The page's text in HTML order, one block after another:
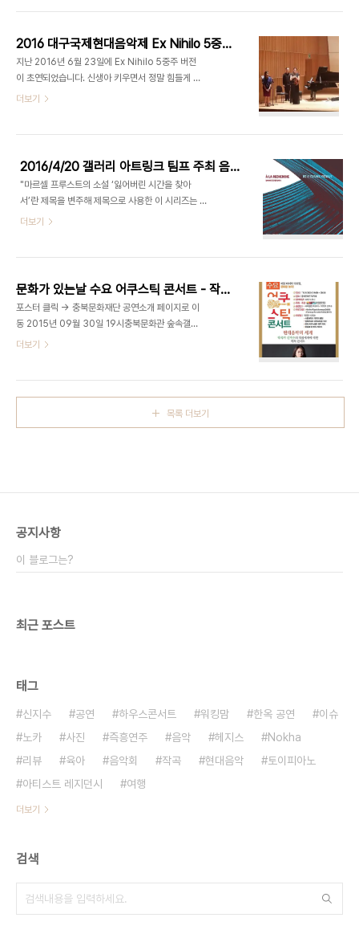
은 변화가 끊이지 않는 곡이다. 이 고전 형식을 현대
2015/03/30 - 아주 오랫만의 근황 - 2015년 겨
울. 봄2016/12/15 - 2016 2월 이현애 바이올린
독주회 Fantasy 초연 꽉 찬 소리를 내는 실력파 바
이올리니스트의 연주로 듣게 되어 기뻤습니다.
2016 대구국제현대음악제 Ex Nihilo 5중주 초연
지난 2016년 6월 23일에 Ex Nihilo 5중주 버전
이 초연되었습니다. 신생아 키우면서 정말 힘들게 완
성한 곡이라 정신도 없었고 자신감도 많이 떨어졌지
페이스북) 아래는 내년 대구국제현대음악제 작품공
모 정보: 제 27회 대구국제현대음악제의 작품을 다
음과 같이 공모합니다. (연주 : Schallfeld
Ensemble 지휘 : 정헌)1. 편성 : 플륫(알토포함),
클라리넷(베이스포함), 피아노, 바이올린, 첼로2. 참
석사과정까지의 학생(내/외국인)3. 작품제출 마감 :
더보기
2016/4/20 갤러리 아트링크 팀프 주최 음악회 거문고 기타 듀오곡 발표
"마르셀 프루스트의 소설 ‘잃어버린 시간을 찾아
서’란 제목을 변주해 제목으로 사용한 이 시리즈는 일
반 클래식 공연장 이외의 여러 다른 공간들을 찾아 다
라질 수 있는가를 탐색해 보고자 하는 의도로 기획됐
다. 이번 공연에서는 첫 장소인 아트링크 갤러리의 공
간적, 지역적 특성을 고려해 한국전통음악을 비롯한
다양한 국적과 다채로운 양식, 다양한 연주자 배치가
가능해 다양한 음색의 조합 및 활용 가능한 악기편성
을리 하지 않는 팀프 앙상블의 새로운 기획 시리즈의
더보기
문화가 있는날 수요 어쿠스틱 콘서트 - 작곡가 신지수의 현대음악 렉쳐 콘서트 - 2015 9월 30일 충북문화관
포스터 클릭 -> 충북문화재단 공연소개 페이지로 이
동 2015년 09월 30일 19시충북문화관 숲속갤러
리 2층 전시실주최/주관: 충북문화재단 충북문화관
violin(2015) (바이올리니스트 이수아 독주) 그 외
식의..
더보기
목록 더보기
공지사항
이 블로그는?
최근 포스트
태그
신지수 공연 하우스콘서트 워킹맘 한옥 공연
이슈
노카
사진 즉흥연주 음악 헤지스
Nokha
리뷰
육아 음악회 작곡 현대음악
토이피아노
아티스트 레지던시
여행
더보기
검색